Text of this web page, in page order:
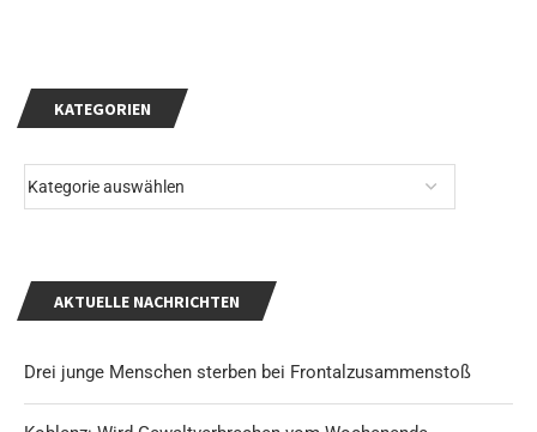
KATEGORIEN
AKTUELLE NACHRICHTEN
Drei junge Menschen sterben bei Frontalzusammenstoß